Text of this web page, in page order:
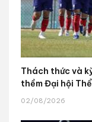
Thách thức và
thềm Đại hội
02/08/2026